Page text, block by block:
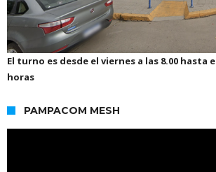
El turno es desde el viernes a las 8.00 hasta
horas
PAMPACOM MESH